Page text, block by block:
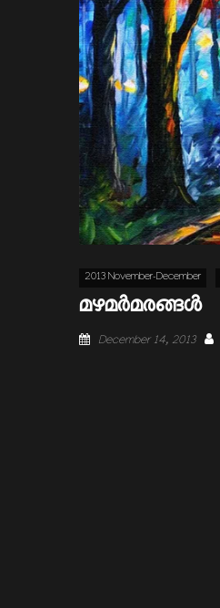
2013 November-December
മഴമര്‍മരങ്ങള്‍
Posted
December 14, 2013